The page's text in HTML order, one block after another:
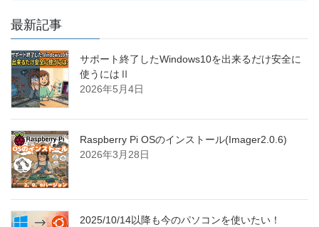
最新記事
サポート終了したWindows10を出来るだけ安全に
使うにはⅡ
2026年5月4日
Raspberry Pi OSのインストール(Imager2.0.6)
2026年3月28日
2025/10/14以降も今のパソコンを使いたい！